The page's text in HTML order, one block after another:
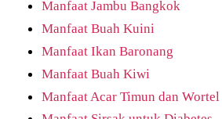
Manfaat Jambu Bangkok
Manfaat Buah Kuini
Manfaat Ikan Baronang
Manfaat Buah Kiwi
Manfaat Acar Timun dan Wortel